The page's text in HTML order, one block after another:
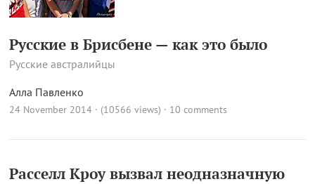
Русские в Брисбене — как это было
Русские австралийцы
Алла Павленко
24 November 2014 · (10566 views) · 10 comments
Расселл Кроу вызвал неодназначную